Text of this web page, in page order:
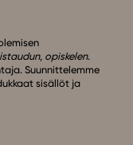
, opiskelen.
Suunnittelemme
sisällöt ja